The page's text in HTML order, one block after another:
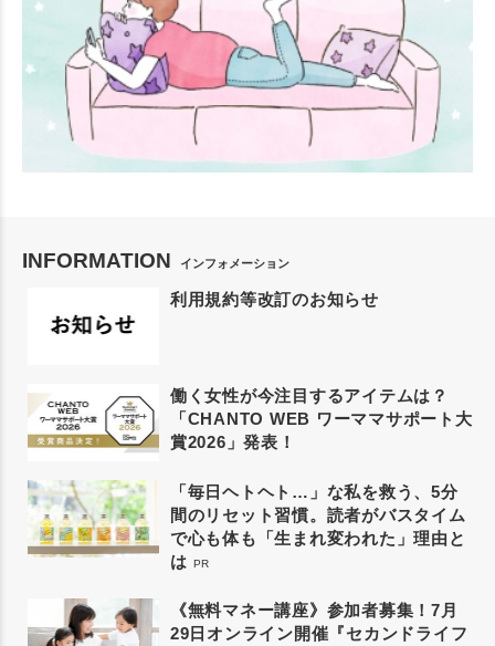
INFORMATION インフォメーション
利用規約等改訂のお知らせ
働く女性が今注目するアイテムは？
「CHANTO WEB ワーママサポート大
賞2026」発表！
「毎日ヘトヘト…」な私を救う、5分
間のリセット習慣。読者がバスタイム
で心も体も「生まれ変われた」理由と
は PR
《無料マネー講座》参加者募集！7月
29日オンライン開催『セカンドライフ